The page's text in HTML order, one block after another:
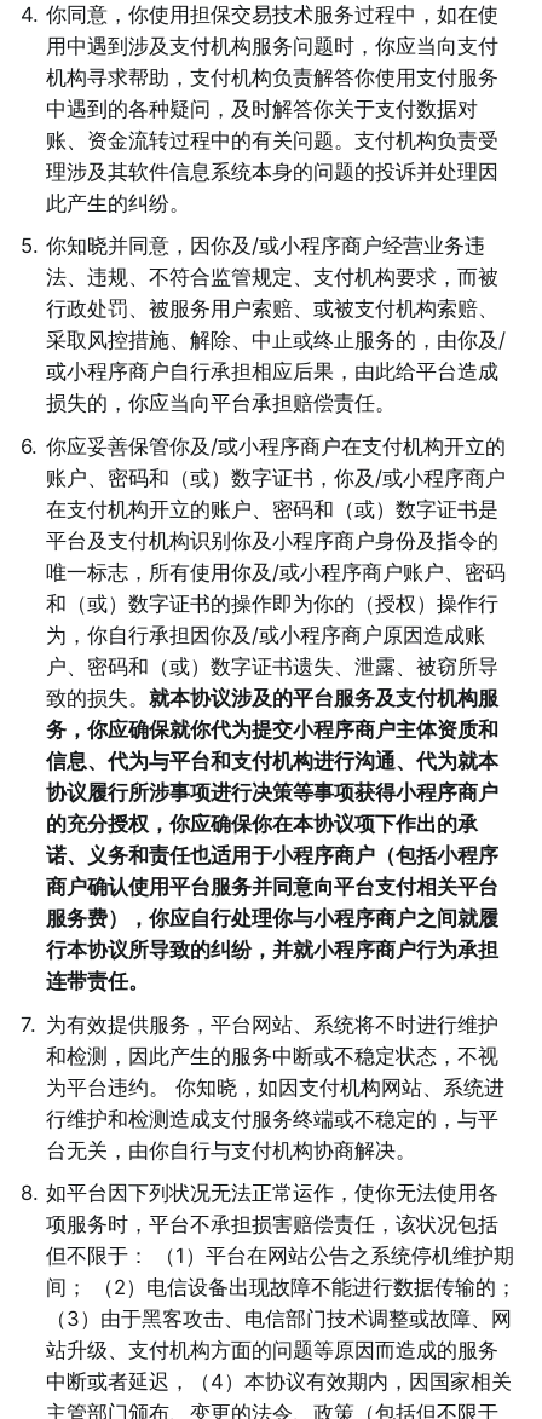
4. 你同意，你使用担保交易技术服务过程中，如在使
用中遇到涉及支付机构服务问题时，你应当向支付
机构寻求帮助，支付机构负责解答你使用支付服务
中遇到的各种疑问，及时解答你关于支付数据对
账、资金流转过程中的有关问题。支付机构负责受
理涉及其软件信息系统本身的问题的投诉并处理因
此产生的纠纷。
5. 你知晓并同意，因你及/或小程序商户经营业务违
法、违规、不符合监管规定、支付机构要求，而被
行政处罚、被服务用户索赔、或被支付机构索赔、
采取风控措施、解除、中止或终止服务的，由你及/
或小程序商户自行承担相应后果，由此给平台造成
损失的，你应当向平台承担赔偿责任。
6. 你应妥善保管你及/或小程序商户在支付机构开立的
账户、密码和（或）数字证书，你及/或小程序商户
在支付机构开立的账户、密码和（或）数字证书是
平台及支付机构识别你及小程序商户身份及指令的
唯一标志，所有使用你及/或小程序商户账户、密码
和（或）数字证书的操作即为你的（授权）操作行
为，你自行承担因你及/或小程序商户原因造成账
户、密码和（或）数字证书遗失、泄露、被窃所导
致的损失。就本协议涉及的平台服务及支付机构服
务，你应确保就你代为提交小程序商户主体资质和
信息、代为与平台和支付机构进行沟通、代为就本
协议履行所涉事项进行决策等事项获得小程序商户
的充分授权，你应确保你在本协议项下作出的承
诺、义务和责任也适用于小程序商户（包括小程序
商户确认使用平台服务并同意向平台支付相关平台
服务费），你应自行处理你与小程序商户之间就履
行本协议所导致的纠纷，并就小程序商户行为承担
连带责任。
7. 为有效提供服务，平台网站、系统将不时进行维护
和检测，因此产生的服务中断或不稳定状态，不视
为平台违约。 你知晓，如因支付机构网站、系统进
行维护和检测造成支付服务终端或不稳定的，与平
台无关，由你自行与支付机构协商解决。
8. 如平台因下列状况无法正常运作，使你无法使用各
项服务时，平台不承担损害赔偿责任，该状况包括
但不限于： （1）平台在网站公告之系统停机维护期
间； （2）电信设备出现故障不能进行数据传输的；
（3）由于黑客攻击、电信部门技术调整或故障、网
站升级、支付机构方面的问题等原因而造成的服务
中断或者延迟，（4）本协议有效期内，因国家相关
主管部门颁布、变更的法令、政策（包括但不限于